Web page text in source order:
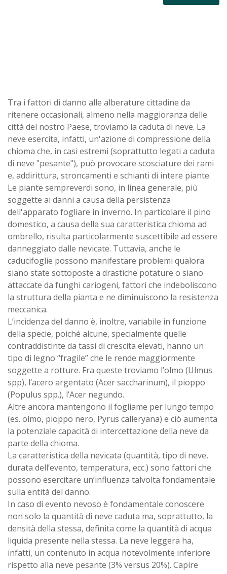
Tra i fattori di danno alle alberature cittadine da
ritenere occasionali, almeno nella maggioranza delle
città del nostro Paese, troviamo la caduta di neve. La
neve esercita, infatti, un'azione di compressione della
chioma che, in casi estremi (soprattutto legati a caduta
di neve "pesante"), può provocare scosciature dei rami
e, addirittura, stroncamenti e schianti di intere piante.
Le piante sempreverdi sono, in linea generale, più
soggette ai danni a causa della persistenza
dell'apparato fogliare in inverno. In particolare il pino
domestico, a causa della sua caratteristica chioma ad
ombrello, risulta particolarmente suscettibile ad essere
danneggiato dalle nevicate. Tuttavia, anche le
caducifoglie possono manifestare problemi qualora
siano state sottoposte a drastiche potature o siano
attaccate da funghi cariogeni, fattori che indeboliscono
la struttura della pianta e ne diminuiscono la resistenza
meccanica.
L’incidenza del danno è, inoltre, variabile in funzione
della specie, poiché alcune, specialmente quelle
contraddistinte da tassi di crescita elevati, hanno un
tipo di legno “fragile” che le rende maggiormente
soggette a rotture. Fra queste troviamo l’olmo (Ulmus
spp), l’acero argentato (Acer saccharinum), il pioppo
(Populus spp.), l’Acer negundo.
Altre ancora mantengono il fogliame per lungo tempo
(es. olmo, pioppo nero, Pyrus calleryana) e ciò aumenta
la potenziale capacità di intercettazione della neve da
parte della chioma.
La caratteristica della nevicata (quantità, tipo di neve,
durata dell’evento, temperatura, ecc.) sono fattori che
possono esercitare un’influenza talvolta fondamentale
sulla entità del danno.
In caso di evento nevoso è fondamentale conoscere
non solo la quantità di neve caduta ma, soprattutto, la
densità della stessa, definita come la quantità di acqua
liquida presente nella stessa. La neve leggera ha,
infatti, un contenuto in acqua notevolmente inferiore
rispetto alla neve pesante (3% versus 20%). Capire